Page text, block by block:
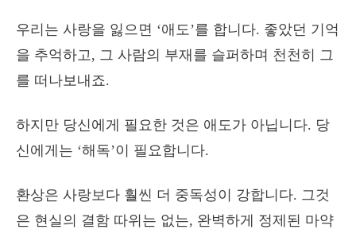
우리는 사랑을 잃으면 ‘애도’를 합니다. 좋았던 기억
을 추억하고, 그 사람의 부재를 슬퍼하며 천천히 그
를 떠나보내죠.
하지만 당신에게 필요한 것은 애도가 아닙니다. 당
신에게는 ‘해독’이 필요합니다.
환상은 사랑보다 훨씬 더 중독성이 강합니다. 그것
은 현실의 결함 따위는 없는, 완벽하게 정제된 마약